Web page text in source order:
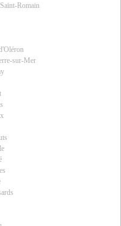
Romain
sur-Mer